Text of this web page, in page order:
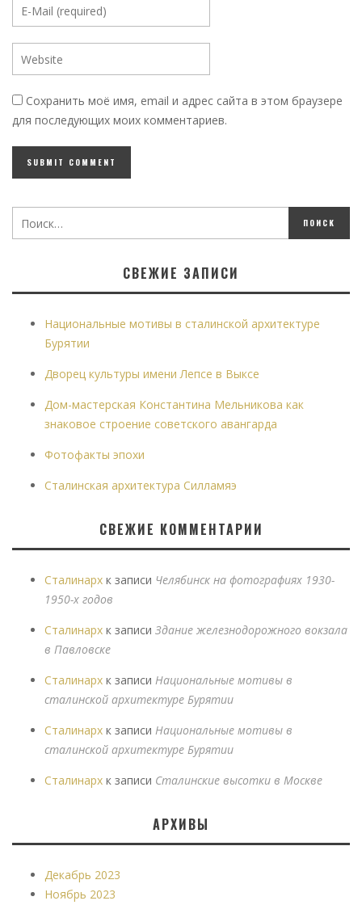
Сохранить моё имя, email и адрес сайта в этом браузере
для последующих моих комментариев.
СВЕЖИЕ ЗАПИСИ
Национальные мотивы в сталинской архитектуре
Бурятии
Дворец культуры имени Лепсе в Выксе
Дом-мастерская Константина Мельникова как
знаковое строение советского авангарда
Фотофакты эпохи
Сталинская архитектура Силламяэ
СВЕЖИЕ КОММЕНТАРИИ
Сталинарх к записи Челябинск на фотографиях 1930-
1950-х годов
Сталинарх к записи Здание железнодорожного вокзала
в Павловске
Сталинарх к записи Национальные мотивы в
сталинской архитектуре Бурятии
Сталинарх к записи Национальные мотивы в
сталинской архитектуре Бурятии
Сталинарх к записи Сталинские высотки в Москве
АРХИВЫ
Декабрь 2023
Ноябрь 2023